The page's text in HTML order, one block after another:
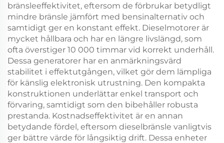
bränsleeffektivitet, eftersom de förbrukar betydligt
mindre bränsle jämfört med bensinalternativ och
samtidigt ger en konstant effekt. Dieselmotorer är
mycket hållbara och har en längre livslängd, som
ofta överstiger 10 000 timmar vid korrekt underhåll.
Dessa generatorer har en anmärkningsvärd
stabilitet i effektutgången, vilket gör dem lämpliga
för känslig elektronisk utrustning. Den kompakta
konstruktionen underlättar enkel transport och
förvaring, samtidigt som den bibehåller robusta
prestanda. Kostnadseffektivitet är en annan
betydande fördel, eftersom dieselbränsle vanligtvis
ger bättre värde för långsiktig drift. Dessa enheter